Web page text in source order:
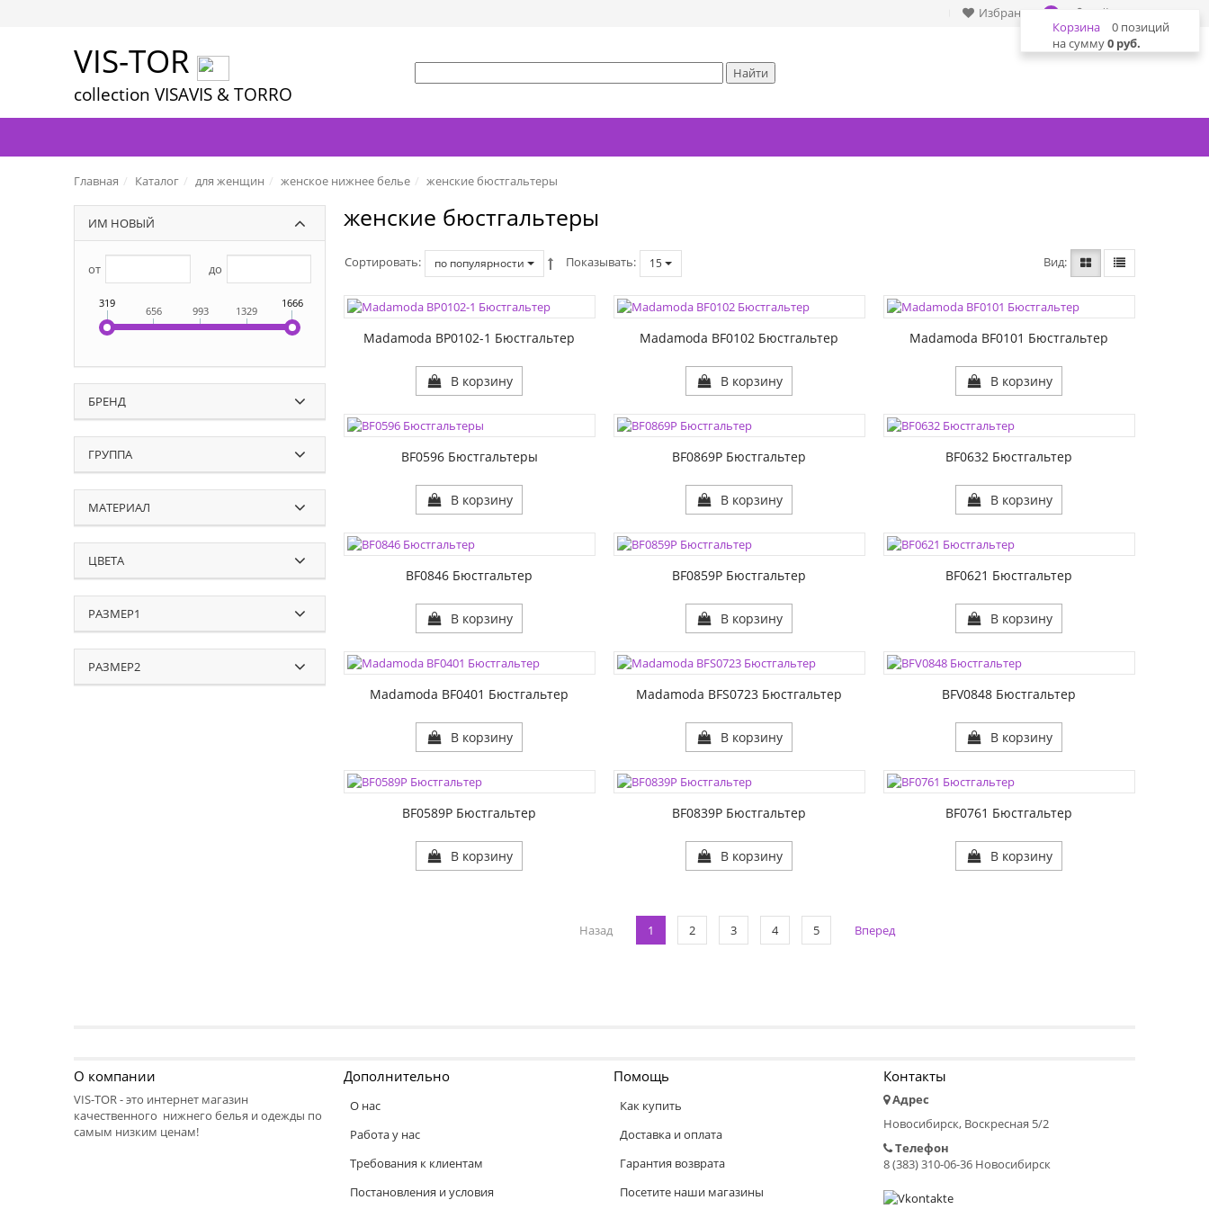
Войти
Избранное 0
VIS-TOR
collection VISAVIS & TORRO
Корзина
0 позиций
на сумму0 руб.
Главная Каталог для женщин женское нижнее белье женские бюстгальтеры
женские бюстгальтеры
ИМ НОВЫЙ
от до
319
656 993 1329
1666
БРЕНД
ГРУППА
МАТЕРИАЛ
ЦВЕТА
РАЗМЕР1
РАЗМЕР2
Сортировать по популярности Показывать 15 Вид
Madamoda BP0102-1 Бюстгальтер
В корзину
Madamoda BF0102 Бюстгальтер
В корзину
Madamoda BF0101 Бюстгальтер
В корзину
РАЗМЕР1:
BF0596 Бюстгальтеры
В корзину
РАЗМЕР1:
BF0869P Бюстгальтер
В корзину
РАЗМЕР1:
BF0632 Бюстгальтер
В корзину
РАЗМЕР1:
BF0846 Бюстгальтер
В корзину
РАЗМЕР1:
BF0859P Бюстгальтер
В корзину
РАЗМЕР1:
BF0621 Бюстгальтер
В корзину
РАЗМЕР1:
Madamoda BF0401 Бюстгальтер
В корзину
РАЗМЕР1:
Madamoda BFS0723 Бюстгальтер
В корзину
РАЗМЕР1:
BFV0848 Бюстгальтер
В корзину
РАЗМЕР1:
BF0589P Бюстгальтер
В корзину
РАЗМЕР1:
BF0839P Бюстгальтер
В корзину
РАЗМЕР1:
BF0761 Бюстгальтер
В корзину
Назад 1 2 3 4 5 Вперед
О компании
VIS-TOR - это интернет магазин
качественного нижнего белья и одежды по
самым низким ценам!
Дополнительно
О нас
Работа у нас
Требования к клиентам
Постановления и условия
Помощь
Как купить
Доставка и оплата
Гарантия возврата
Посетите наши магазины
Контакты
Адрес
Новосибирск, Воскресная 5/2
Телефон
8 (383) 310-06-36 Новосибирск